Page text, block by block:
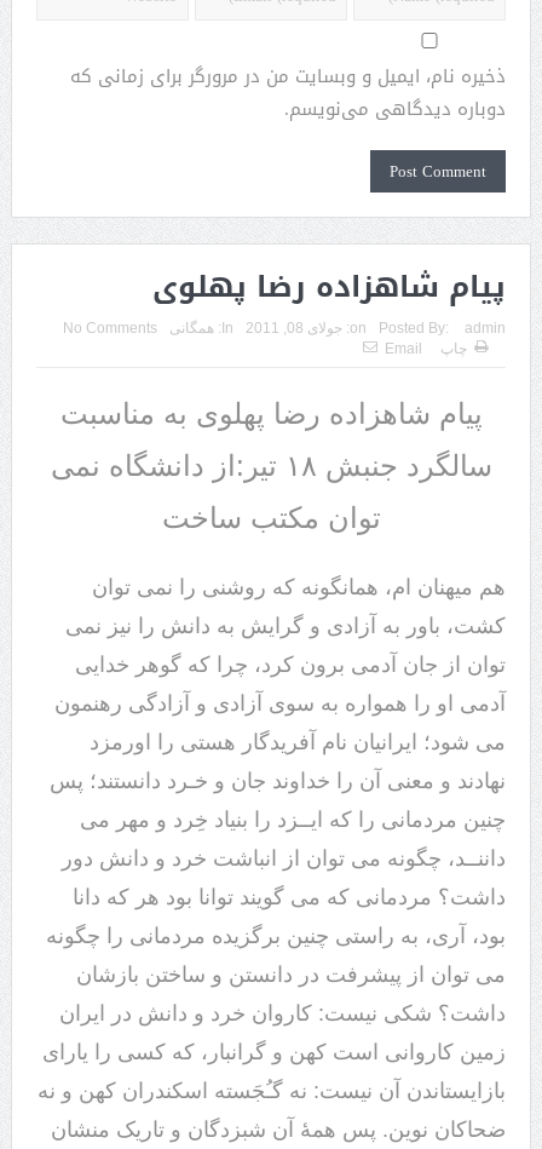
ذخیره نام، ایمیل و وبسایت من در مرورگر برای زمانی که
دوباره دیدگاهی می‌نویسم.
پیام شاهزاده رضا پهلوی
Posted By: admin
on: جولای 08, 2011 In: همگانی
No Comments
چاپ
Email
پیام شاهزاده رضا پهلوی به مناسبت
سالگرد جنبش ۱۸ تیر:از دانشگاه نمی
توان مکتب ساخت
هم میهنان ام، همانگونه که روشنی را نمی توان
کشت، باور به آزادی و گرایش به دانش را نیز نمی
توان از جان آدمی برون کرد، چرا که گوهر خدایی
آدمی او را همواره به سوی آزادی و آزادگی رهنمون
می شود؛ ایرانیان نام آفریدگار هستی را اورمزد
نهادند و معنی آن را خداوند جان و خـرد دانستند؛ پس
چنین مردمانی را که ایــزد را بنیاد خِرد و مهر می
داننــد، چگونه می توان از انباشت خرد و دانش دور
داشت؟ مردمانی که می گویند توانا بود هر که دانا
بود، آری، به راستی چنین برگزیده مردمانی را چگونه
می توان از پیشرفت در دانستن و ساختن بازشان
داشت؟ شکی نیست: کاروان خرد و دانش در ایران
زمین کاروانی است کهن و گرانبار، که کسی را یارای
بازایستاندن آن نیست: نه گـُجَسته اسکندران کهن و نه
ضحاکان نوین. پس همۀ آن شبزدگان و تاریک منشان